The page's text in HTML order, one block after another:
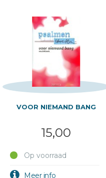
VOOR NIEMAND BANG
15,00
Op voorraad